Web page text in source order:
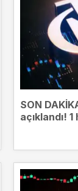
SON
açıklandı!